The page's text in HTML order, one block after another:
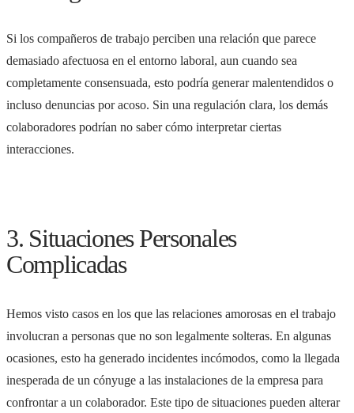
Si los compañeros de trabajo perciben una relación que parece
demasiado afectuosa en el entorno laboral, aun cuando sea
completamente consensuada, esto podría generar malentendidos o
incluso denuncias por acoso. Sin una regulación clara, los demás
colaboradores podrían no saber cómo interpretar ciertas
interacciones.
3. Situaciones Personales
Complicadas
Hemos visto casos en los que las relaciones amorosas en el trabajo
involucran a personas que no son legalmente solteras. En algunas
ocasiones, esto ha generado incidentes incómodos, como la llegada
inesperada de un cónyuge a las instalaciones de la empresa para
confrontar a un colaborador. Este tipo de situaciones pueden alterar